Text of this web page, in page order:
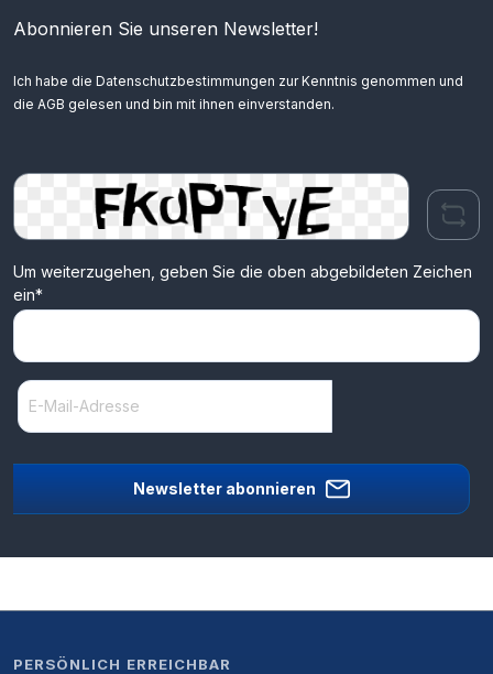
Abonnieren Sie unseren Newsletter!
Ich habe die Datenschutzbestimmungen zur Kenntnis genommen und
die AGB gelesen und bin mit ihnen einverstanden.
Um weiterzugehen, geben Sie die oben abgebildeten Zeichen
ein*
Newsletter abonnieren
PERSÖNLICH ERREICHBAR